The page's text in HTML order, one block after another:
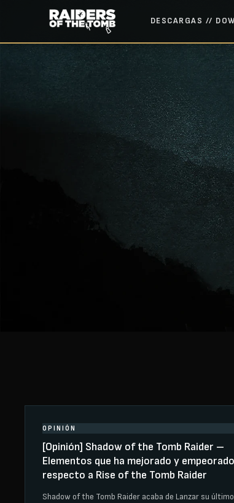
DESCARGAS //
OPINIÓN
[Opinión] Shadow of the Tomb Raider –
Elementos que ha mejorado y empeorado
respecto a Rise of the Tomb Raider
Shadow of the Tomb Raider acaba de Lanzar su último